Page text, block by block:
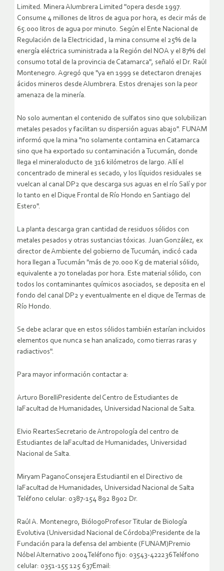
Limited. Minera Alumbrera Limited "opera desde 1997.
Consume 4 millones de litros de agua por hora, es decir más de
65.000 litros de agua por minuto. Según el Ente Nacional de
Regulación de la Electricidad , la mina consume el 25% de la
energía eléctrica suministrada a la Región del NOA y el 87% del
consumo total de la provincia de Catamarca", señaló el Dr. Raúl
Montenegro. Agregó que "ya en 1999 se detectaron drenajes
ácidos mineros desde Alumbrera. Estos drenajes son la peor
amenaza de la minería.
No solo aumentan el contenido de sulfatos sino que solubilizan
metales pesados y facilitan su dispersión aguas abajo". FUNAM
informó que la mina "no solamente contamina en Catamarca
sino que ha exportado su contaminación a Tucumán, donde
llega el mineraloducto de 316 kilómetros de largo. Allí el
concentrado de mineral es secado, y los líquidos residuales se
vuelcan al canal DP2 que descarga sus aguas en el río Salí y por
lo tanto en el Dique Frontal de Río Hondo en Santiago del
Estero".
La planta descarga gran cantidad de residuos sólidos con
metales pesados y otras sustancias tóxicas. Juan González, ex
director de Ambiente del gobierno de Tucumán, indicó cada
hora llegan a Tucumán "más de 70.000 Kg de material sólido,
equivalente a 70 toneladas por hora. Este material sólido, con
todos los contaminantes químicos asociados, se deposita en el
fondo del canal DP2 y eventualmente en el dique de Termas de
Río Hondo.
Se debe aclarar que en estos sólidos también estarían incluidos
elementos que nunca se han analizado, como tierras raras y
radiactivos".
Para mayor información contactar a:
Arturo BorelliPresidente del Centro de Estudiantes de
laFacultad de Humanidades, Universidad Nacional de Salta.
Elvio ReartesSecretario de Antropología del centro de
Estudiantes de laFacultad de Humanidades, Universidad
Nacional de Salta.
Miryam PaganoConsejera Estudiantil en el Directivo de
laFacultad de Humanidades, Universidad Nacional de Salta
Teléfono celular: 0387-154 892 8902 Dr.
Raúl A. Montenegro, BiólogoProfesor Titular de Biología
Evolutiva (Universidad Nacional de Córdoba)Presidente de la
Fundación para la defensa del ambiente (FUNAM)Premio
Nóbel Alternativo 2004Teléfono fijo: 03543-422236Teléfono
celular: 0351-155 125 637Email: